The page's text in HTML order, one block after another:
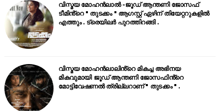
വിസ്മയ മോഹൻലാൽ -ജൂഡ് ആന്തണി ജോസഫ്
ടീമിൻ്റെ " തുടക്കം " ആഗസ്റ്റ് ഏഴിന് തിയേറ്ററുകളിൽ
എത്തും . ട്രെയിലർ പുറത്തിറങ്ങി .
വിസ്മയ മോഹൻലാലിൻ്റെ മികച്ച അഭിനയ
മികവുമായി ജൂഡ് ആന്തണി ജോസഫിൻ്റെ
മോട്ടിവേഷണൽ ത്രില്ലറാണ് " തുടക്കം " .